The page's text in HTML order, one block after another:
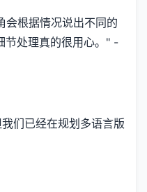
会根据情况说出不同的
节处理真的很用心。" -
们已经在规划多语言版